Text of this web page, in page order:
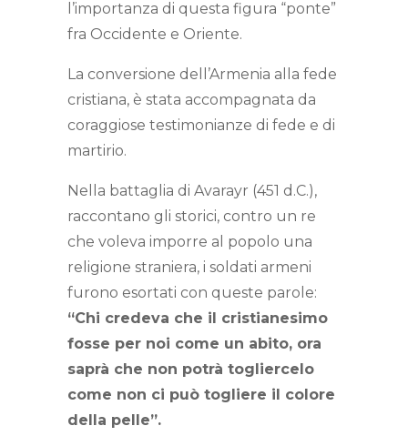
l’importanza di questa figura “ponte”
fra Occidente e Oriente.
La conversione dell’Armenia alla fede
cristiana, è stata accompagnata da
coraggiose testimonianze di fede e di
martirio.
Nella battaglia di Avarayr (451 d.C.),
raccontano gli storici, contro un re
che voleva imporre al popolo una
religione straniera, i soldati armeni
furono esortati con queste parole:
“Chi credeva che il cristianesimo
fosse per noi come un abito, ora
saprà che non potrà togliercelo
come non ci può togliere il colore
della pelle”.